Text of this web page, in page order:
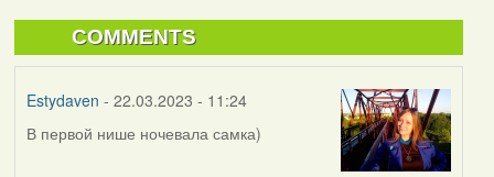
COMMENTS
Estydaven - 22.03.2023 - 11:24
В первой нише ночевала самка)